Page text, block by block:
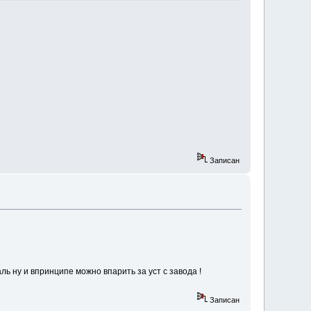
Записан
ну и впринципе можно впарить за уст с завода !
Записан